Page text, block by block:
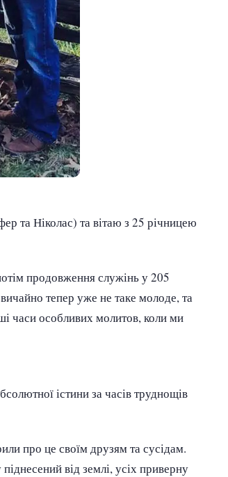
та Ніколас) та вітаю з 25 річницею
продовження служінь у 205
тепер уже не таке молоде, та
часи особливих молитов, коли ми
істини за часів труднощів
про це своїм друзям та сусідам.
від землі, усіх приверну